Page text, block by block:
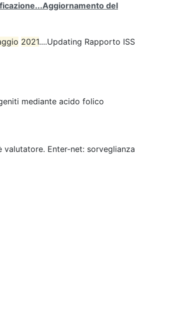
del
2021....Updating Rapporto ISS
mediante acido folico
Enter-net: sorveglianza